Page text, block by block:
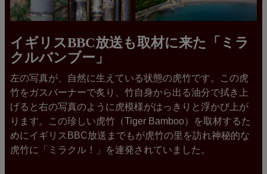
イギリスBBC放送も取材に来た「ミラ
クルバンブー」
左の写真が、自然に生えている状態の虎竹です。この虎
竹をガスバーナーで炙り、竹自身から出る油分で拭き上
げると右の写真のように虎模様がはっきりと浮かび上が
ります。この珍しい虎竹（Tiger Bamboo）を取材するた
めにイギリスBBC放送までもが虎竹の里を訪れ神秘的な
虎竹に「ミラクル！」を連発されていました。